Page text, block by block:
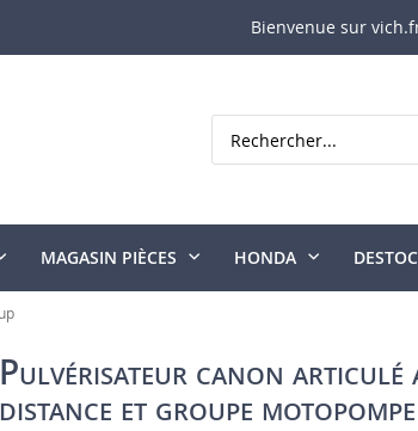
Bienvenue sur
MAGASIN PIÈCES HONDA
Pulvérisateur canon articulé
distance et groupe